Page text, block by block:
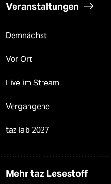
Veranstaltungen
Demnächst
Vor Ort
Live im Stream
Vergangene
taz lab 2027
Mehr taz Lesestoff